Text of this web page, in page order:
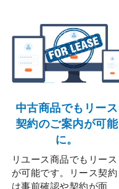
中古商品でもリース
契約のご案内が可能
に。
リユース商品でもリース
が可能です。リース契約
は事前確認や契約が面